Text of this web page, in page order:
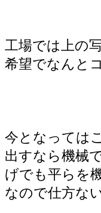
工場では上の
希望でなんと
今となっては
出すなら機械
げでも平らを
なので仕方ない